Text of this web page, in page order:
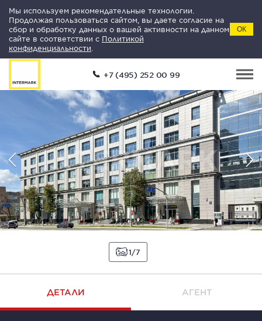
Мы используем рекомендательные технологии.
Продолжая пользоваться сайтом, вы даете согласие на
сбор и обработку данных о вашей активности на данном
сайте в соответствии с Политикой
конфиденциальности
ОК
+7 (495) 252 00 99
1 7
ДЕТАЛИ АГЕНТ